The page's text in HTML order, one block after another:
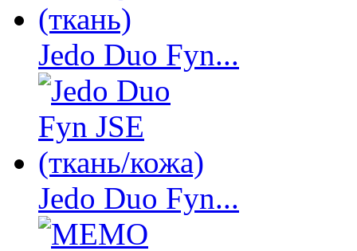
Jedo Duo Fyn...
Jedo Duo Fyn...